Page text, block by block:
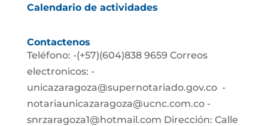
Calendario de actividades
Contactenos
Teléfono: -(+57)(604)838 9659 Correos
electronicos: -
unicazaragoza@supernotariado.gov.co -
notariaunicazaragoza@ucnc.com.co -
snrzaragoza1@hotmail.com Dirección: Calle